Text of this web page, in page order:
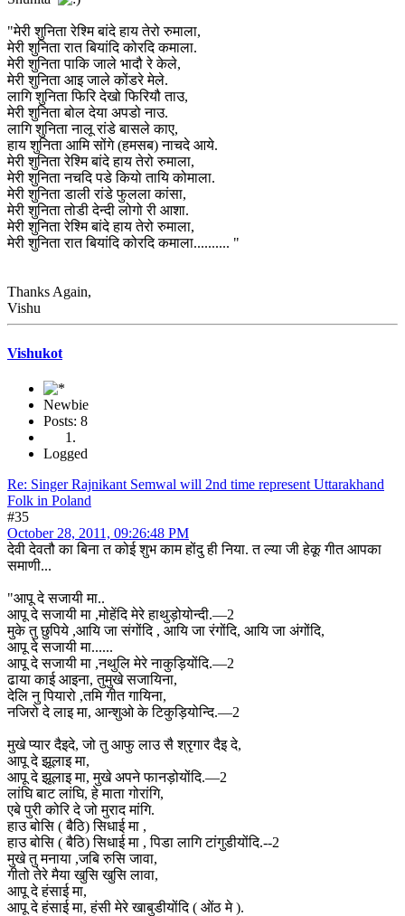
"मेरी शुनिता रेश्मि बांदे हाय तेरो रुमाला,
मेरी शुनिता रात बियांदि कोरदि कमाला.
मेरी शुनिता पाकि जाले भादौ रे केले,
मेरी शुनिता आइ जाले कोंडरे मेले.
लागि शुनिता फिरि देखो फिरियौ ताउ,
मेरी शुनिता बोल देया अपडो नाउ.
लागि शुनिता नालू रांडे बासले काए,
हाय शुनिता आमि सोंगे (हमसब) नाचदे आये.
मेरी शुनिता रेश्मि बांदे हाय तेरो रुमाला,
मेरी शुनिता नचदि पडे कियो तायि कोमाला.
मेरी शुनिता डाली रांडे फुलला कांसा,
मेरी शुनिता तोडी देन्दी लोगो री आशा.
मेरी शुनिता रेश्मि बांदे हाय तेरो रुमाला,
मेरी शुनिता रात बियांदि कोरदि कमाला.......... "
Thanks Again,
Vishu
Vishukot
Newbie
Posts: 8
Logged
Re: Singer Rajnikant Semwal will 2nd time represent Uttarakhand
Folk in Poland
#35
October 28, 2011, 09:26:48 PM
देवी देवतौ का बिना त कोई शुभ काम होंदु ही निया. त ल्या जी हेकू गीत आपका
समाणी...
"आपू दे सजायी मा..
आपू दे सजायी मा ,मोहेंदि मेरे हाथुड़ोयोन्दी.—2
मुके तु छुपिये ,आयि जा संगोंदि , आयि जा रंगोंदि, आयि जा अंगोंदि,
आपू दे सजायी मा......
आपू दे सजायी मा ,नथुलि मेरे नाकुड़ियोंदि.—2
ढाया काई आइना, तुमुखे सजायिना,
देलि नु पियारो ,तमि गीत गायिना,
नजिरो दे लाइ मा, आन्शुओ के टिकुड़ियोन्दि.—2
मुखे प्यार दैइदे, जो तु आफु लाउ सै श्रृगार दैइ दे,
आपू दे झूलाइ मा,
आपू दे झूलाइ मा, मुखे अपने फानड़ोयोंदि.—2
लांघि बाट लांघि, हे माता गोरांगि,
एबे पुरी कोरि दे जो मुराद मांगि.
हाउ बोसि ( बैठि) सिधाई मा ,
हाउ बोसि ( बैठि) सिधाई मा , पिडा लागि टांगुडीयोंदि.--2
मुखे तु मनाया ,जबि रुसि जावा,
गीतो तेरे मैया खुसि खुसि लावा,
आपू दे हंसाई मा,
आपू दे हंसाई मा, हंसी मेरे खाबुडीयोंदि ( ओंठ मे ).